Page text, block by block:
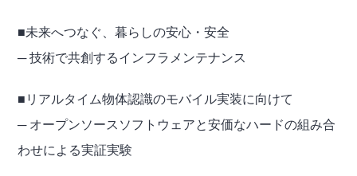
■未来へつなぐ、暮らしの安心・安全
─ 技術で共創するインフラメンテナンス
■リアルタイム物体認識のモバイル実装に向けて
─ オープンソースソフトウェアと安価なハードの組み合
わせによる実証実験